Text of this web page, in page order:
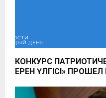
КОНКУРС
ЕРЕН ҮЛГІСІ»